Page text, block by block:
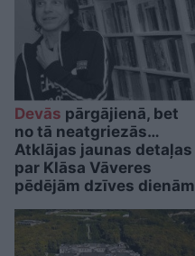
Devās pārgājienā, bet
no tā neatgriezās…
Atklājas jaunas detaļas
par Klāsa Vāveres
pēdējām dzīves dienām